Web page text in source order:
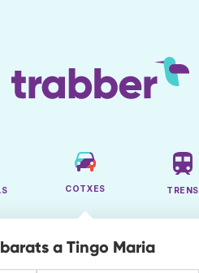
COTXES TRENS
a Tingo Maria